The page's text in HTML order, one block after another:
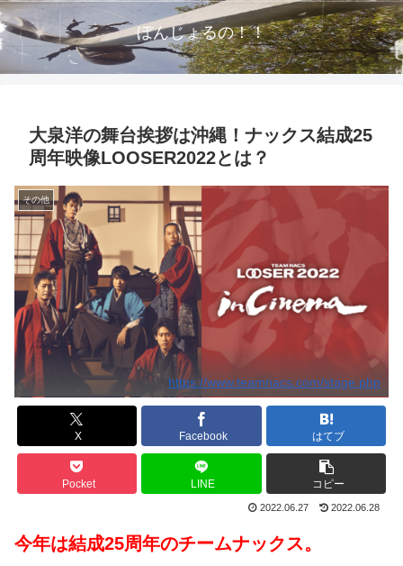
ぼんじょるの！！
大泉洋の舞台挨拶は沖縄！ナックス結成25
周年映像LOOSER2022とは？
その他
https://www.teamnacs.com/stage.php
X Facebook はてブ
Pocket LINE コピー
2022.06.27 2022.06.28
今年は結成25周年のチームナックス。